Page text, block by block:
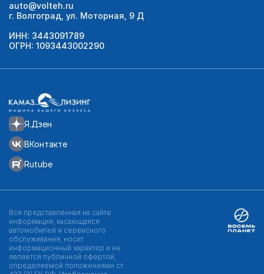
Я.Дзен
ВКонтакте
Rutube
auto@volteh.ru
г. Волгоград, ул. Моторная, 9 Д
ИНН: 3443091789
ОГРН: 1093443002290
Вся представленная на сайте
информация, касающаяся
автомобилей и сервисного
обслуживания, носит
информационный характер и не
является публичной офертой,
определяемой положениями ст.